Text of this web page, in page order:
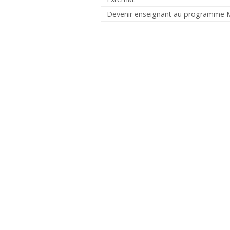
Devenir enseignant au programme